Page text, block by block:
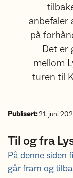
anbefaler
på
Det er
mellom
turen til
Publisert:21. juni
Til og fra
På denne siden
går fram og